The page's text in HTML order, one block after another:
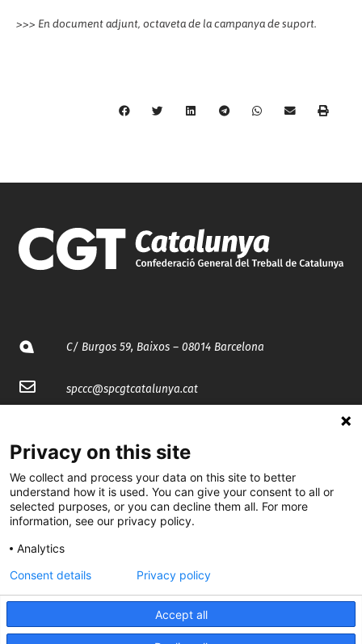
>>> En document adjunt, octaveta de la campanya de suport.
C/ Burgos 59, Baixos – 08014 Barcelona
spccc@spcgtcatalunya.cat
@CGTCatalunya
cgtcatalunya
cgtcatalunya
Desenvolupat per
Privacy on this site
We collect and process your data on this site to better
understand how it is used. You can give your consent to all or
selected purposes, or you can decline them all. For more
information, see our privacy policy.
Analytics
Accept all
Consent details Privacy policy